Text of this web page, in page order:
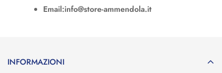
Email:info@store-ammendola.it
INFORMAZIONI